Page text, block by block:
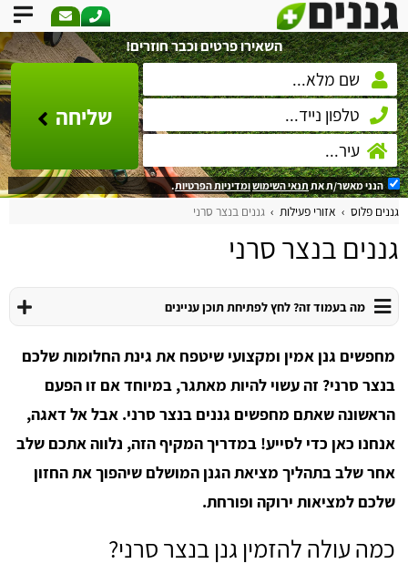
השאירו פרטים וכבר חוזרים!
שליחה
הנני מאשר/ת אתתנאי השימושומדיניות הפרטיות.
גננים פלוס אזורי פעילות גננים בנצר סרני
גננים בנצר סרני
מה בעמוד זה? לחץ לפתיחת תוכן עניינים
מחפשים גנן אמין ומקצועי שיטפח את גינת החלומות שלכם
בנצר סרני? זה עשוי להיות מאתגר, במיוחד אם זו הפעם
הראשונה שאתם מחפשים גננים בנצר סרני. אבל אל דאגה,
אנחנו כאן כדי לסייע! במדריך המקיף הזה, נלווה אתכם שלב
אחר שלב בתהליך מציאת הגנן המושלם שיהפוך את החזון
שלכם למציאות ירוקה ופורחת.
כמה עולה להזמין גנן בנצר סרני?